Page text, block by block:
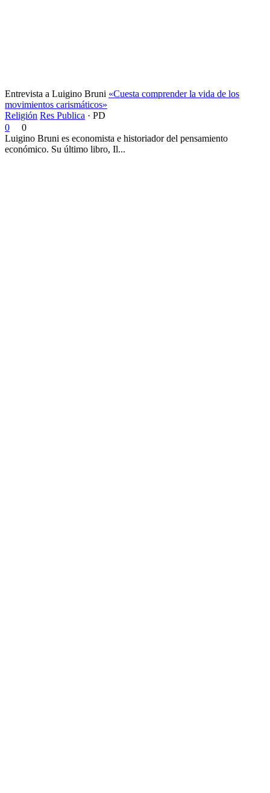
Entrevista a Luigino Bruni «Cuesta comprender la vida de los
movimientos carismáticos»
Religión Res Publica · PD
0
0
Luigino Bruni es economista e historiador del pensamiento
económico. Su último libro, Il...